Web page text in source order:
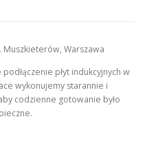
Muszkieterów, Warszawa
płyt indukcyjnych w
wykonujemy starannie i
codzienne gotowanie było